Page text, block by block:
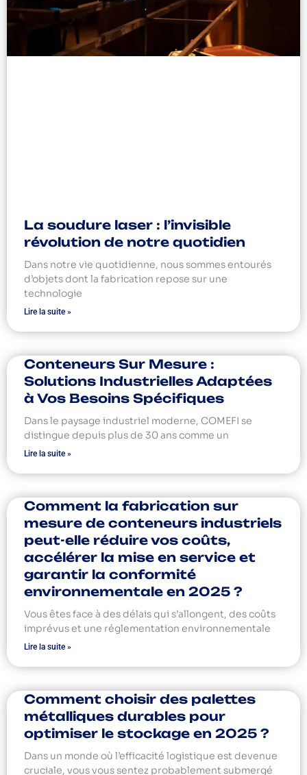
La soudure laser : l’invisible
révolution de notre quotidien
Dans notre vie quotidienne, nous sommes entourés
d’objets dont la fabrication repose sur une
technologie
Lire la suite »
Conteneurs Sur Mesure :
Solutions Industrielles Adaptées
à Vos Besoins Spécifiques
Dans le paysage industriel moderne, COMEFI se
distingue depuis plus de 30 ans comme un
Lire la suite »
Comment la fabrication sur
mesure de conteneurs industriels
peut-elle réduire vos coûts,
accélérer la mise en service et
garantir la conformité
environnementale en 2025 ?
Vous êtes face à des délais qui s’allongent, des coûts
imprévus et une réglementation environnementale
Lire la suite »
Comment choisir des palettes
métalliques durables pour
optimiser le stockage en 2025 ?
Dans un monde où l’efficacité logistique est devenue
cruciale, vous vous sentez probablement submergé